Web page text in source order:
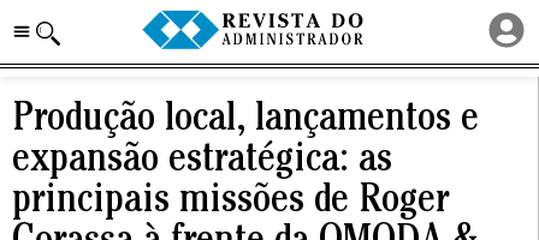
Produção local, lançamentos e
expansão estratégica: as
principais missões de Roger